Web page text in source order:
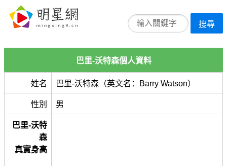
搜尋
巴里-沃特森個人資料
姓名 巴里-沃特森（英文名：Barry Watson）
性別 男
巴里-沃特
森
真實身高